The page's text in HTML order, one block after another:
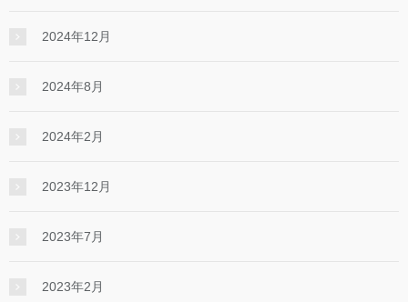
2024年12月
2024年8月
2024年2月
2023年12月
2023年7月
2023年2月